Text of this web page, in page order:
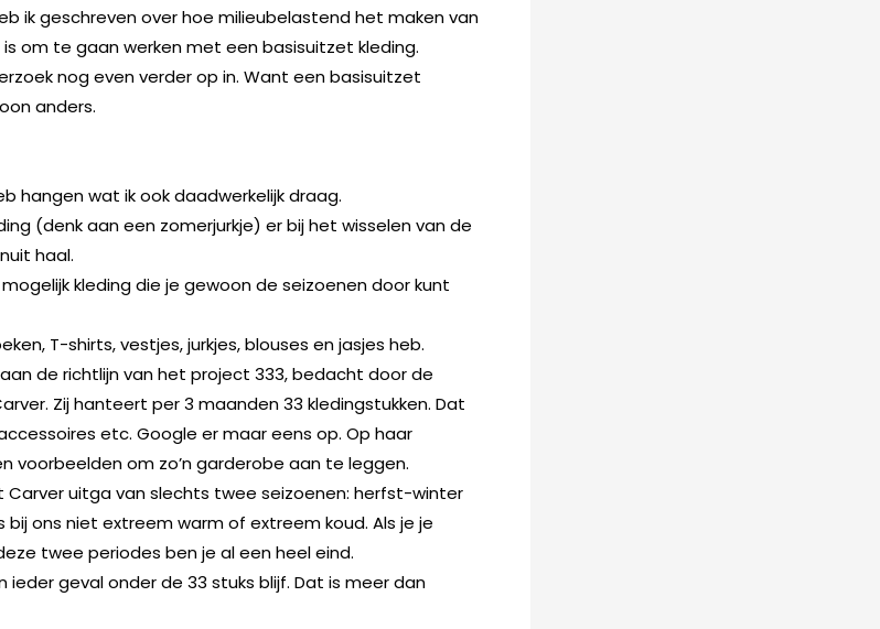
ik geschreven over hoe milieubelastend het maken van
is om te gaan werken met een basisuitzet kleding.
nog even verder op in. Want een basisuitzet
anders.
hangen wat ik ook daadwerkelijk draag.
(denk aan een zomerjurkje) er bij het wisselen van de
haal.
kleding die je gewoon de seizoenen door kunt
T-shirts, vestjes, jurkjes, blouses en jasjes heb.
de richtlijn van het project 333, bedacht door de
Zij hanteert per 3 maanden 33 kledingstukken. Dat
etc. Google er maar eens op. Op haar
voorbeelden om zo’n garderobe aan te leggen.
uitga van slechts twee seizoenen: herfst-winter
bij ons niet extreem warm of extreem koud. Als je je
twee periodes ben je al een heel eind.
ieder geval onder de 33 stuks blijf. Dat is meer dan